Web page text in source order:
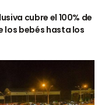
cubre el 100% de
los bebés hasta los